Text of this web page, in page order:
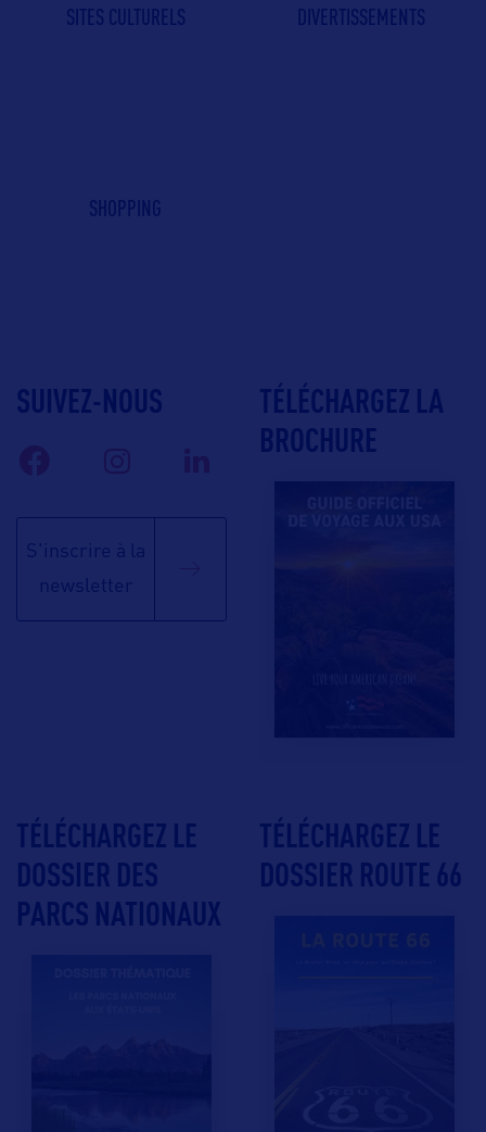
SITES CULTURELS DIVERTISSEMENTS
SHOPPING
SUIVEZ-NOUS
S'inscrire à la
newsletter
TÉLÉCHARGEZ LA
BROCHURE
TÉLÉCHARGEZ LE
DOSSIER DES
PARCS NATIONAUX
TÉLÉCHARGEZ LE
DOSSIER ROUTE 66